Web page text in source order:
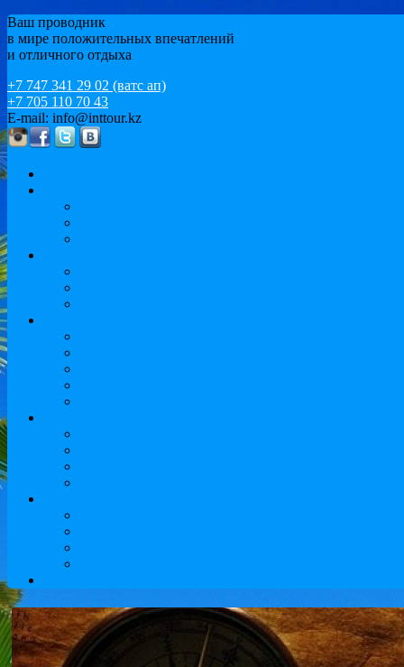
Ваш проводник
в мире положительных впечатлений
и отличного отдыха
+7 747 341 29 02 (ватс ап)
+7 705 110 70 43
E-mail: info@inttour.kz